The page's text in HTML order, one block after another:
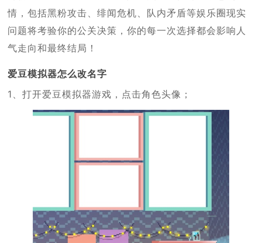
情，包括黑粉攻击、绯闻危机、队内矛盾等娱乐圈现实
问题将考验你的公关决策，你的每一次选择都会影响人
气走向和最终结局！
爱豆模拟器怎么改名字
1、打开爱豆模拟器游戏，点击角色头像；